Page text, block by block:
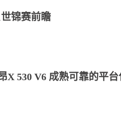
锦赛前瞻
X 530 V6 成熟可靠的平